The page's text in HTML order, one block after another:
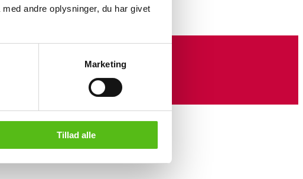
andre oplysninger, du har givet
Marketing
Tillad alle